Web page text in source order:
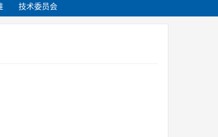
技术委员会